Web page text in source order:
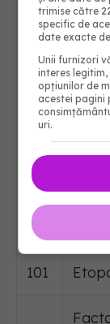
96
97
99
100
101
trimise către
specific de
date exacte
Unii furnizori
interes
opțiunilor de
acestei pagini
uri.